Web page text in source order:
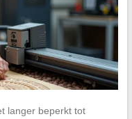
langer beperkt tot